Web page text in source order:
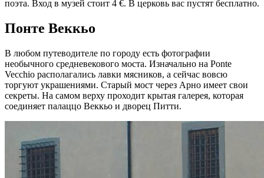
поэта. Вход в музей стоит 4 €. В церковь вас пустят бесплатно.
Понте Веккьо
В любом путеводителе по городу есть фотографии
необычного средневекового моста. Изначально на Ponte
Vecchio располагались лавки мясников, а сейчас вовсю
торгуют украшениями. Старый мост через Арно имеет свои
секреты. На самом верху проходит крытая галерея, которая
соединяет палаццо Веккьо и дворец Питти.